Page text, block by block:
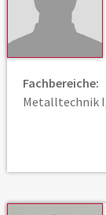
Fachbereiche:
Metalltechnik